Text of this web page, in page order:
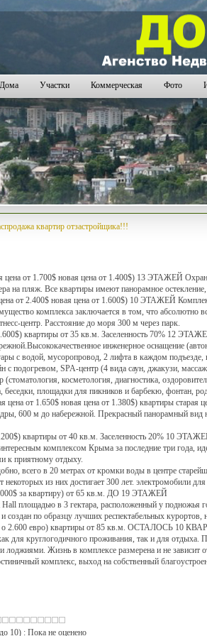
Дома Участки Коммерческая Фото
квартир отзастройщика!!!
от 1.700$ новая цена от 1.400$) 13 ЭТАЖЕЙ
на пляж. Все квартиры имеют панорамное
2.400$ новая цена от 1.600$) 10 ЭТАЖЕЙ Комплекс
комплекса заключается в том, что
центр. Расстояние до моря 300 м через парк.
квартиры от 35 кв.м. Заселенность 70% 12
инженерное оснащение
с водой, мусоропровод, 2 лифта в каждом
с подогревом, SPA-центр (4 вида саун, джакузи,
(стоматология, косметология, диагностика,
беседки, площадки для пикников и барбекю, фонтан,
от 1.650$ новая цена от 1.380$) квартиры старая
600 м до набережной. Прекрасный панорамный
квартиры от 40 кв.м. Заселенность 20% 10
комплексом Крыма за последние три года,
к приятному отдыху.
всего в 20 метрах от кромки воды в центре
из них достигает 300 лет. электромобили
за квартиру) от 65 кв.м. ДО 19 ЭТАЖЕЙ
площадью в 3 гектара, расположенный у
и создан по образцу лучших респектабельных
евро) квартиры от 85 кв.м. ОСТАЛОСЬ 10
для круглогодичного проживания, так и для
Жизнь в комплексе размерена и не зависит
комплекс, выход на собственный
10) : Пока не оценено